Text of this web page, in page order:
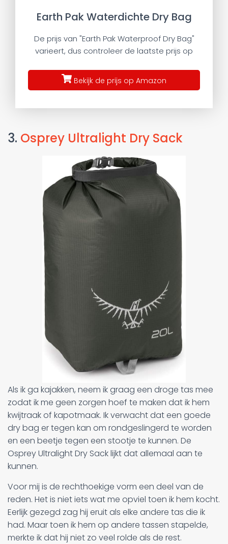
Earth Pak Waterdichte Dry Bag
De prijs van "Earth Pak Waterproof Dry Bag"
varieert, dus controleer de laatste prijs op
Bekijk de prijs op Amazon
3. Osprey Ultralight Dry Sack
Als ik ga kajakken, neem ik graag een droge tas mee
zodat ik me geen zorgen hoef te maken dat ik hem
kwijtraak of kapotmaak. Ik verwacht dat een goede
dry bag er tegen kan om rondgeslingerd te worden
en een beetje tegen een stootje te kunnen. De
Osprey Ultralight Dry Sack lijkt dat allemaal aan te
kunnen.
Voor mij is de rechthoekige vorm een deel van de
reden. Het is niet iets wat me opviel toen ik hem kocht.
Eerlijk gezegd zag hij eruit als elke andere tas die ik
had. Maar toen ik hem op andere tassen stapelde,
merkte ik dat hij niet zo veel rolde als de rest.